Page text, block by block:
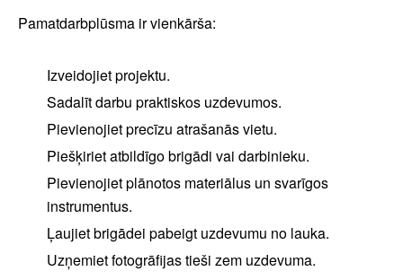
Pamatdarbplūsma ir vienkārša:
Izveidojiet projektu.
Sadalīt darbu praktiskos uzdevumos.
Pievienojiet precīzu atrašanās vietu.
Piešķiriet atbildīgo brigādi vai darbinieku.
Pievienojiet plānotos materiālus un svarīgos
instrumentus.
Ļaujiet brigādei pabeigt uzdevumu no lauka.
Uzņemiet fotogrāfijas tieši zem uzdevuma.